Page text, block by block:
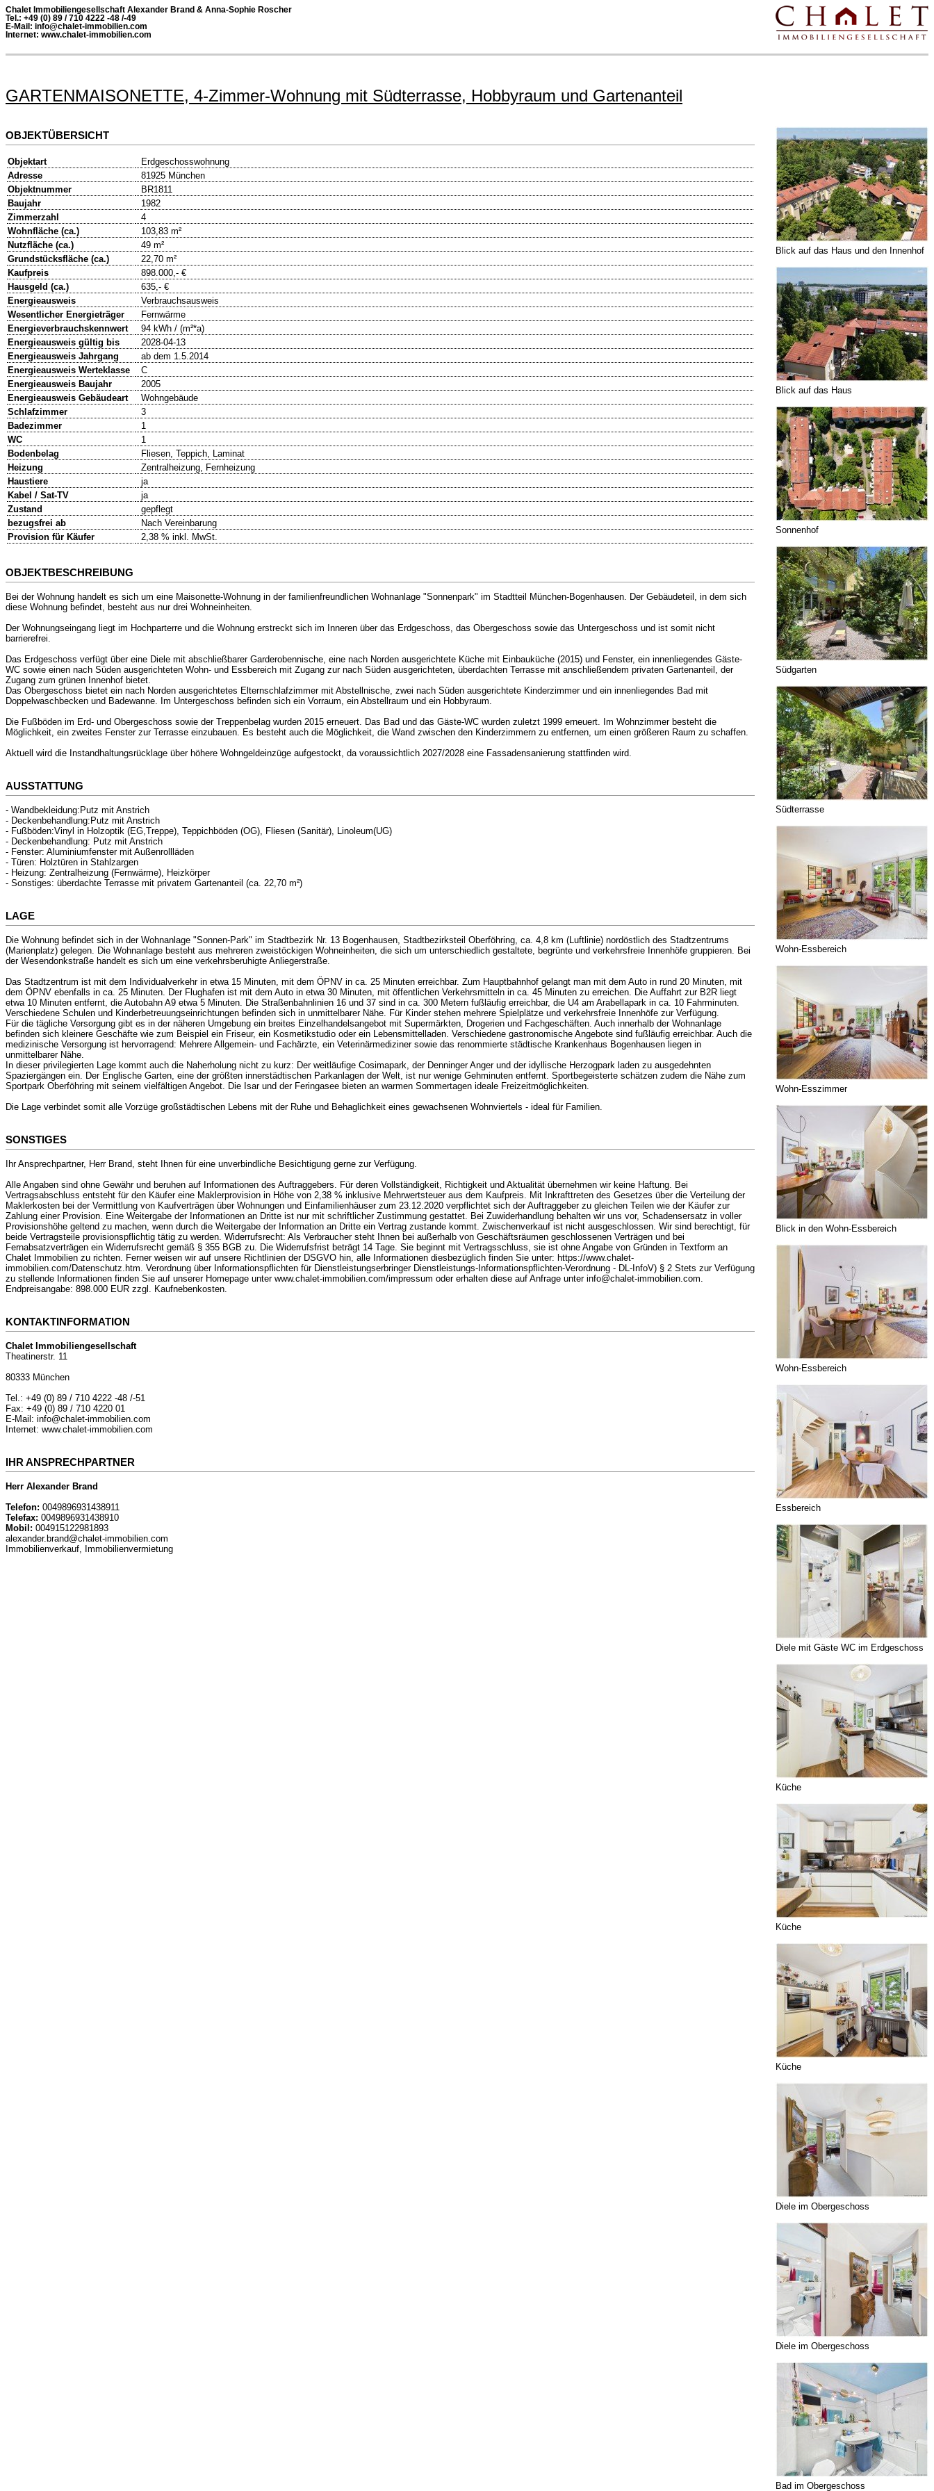
Chalet Immobiliengesellschaft Alexander Brand & Anna-Sophie Roscher
Tel.: +49 (0) 89 / 710 4222 -48 /-49
E-Mail: info@chalet-immobilien.com
Internet: www.chalet-immobilien.com
GARTENMAISONETTE, 4-Zimmer-Wohnung mit Südterrasse, Hobbyraum und Gartenanteil
OBJEKTÜBERSICHT
Objektart
Erdgeschosswohnung
Adresse
81925 München
Objektnummer
BR1811
Baujahr
1982
Zimmerzahl
4
Wohnfläche (ca.)
103,83 m²
Nutzfläche (ca.)
49 m²
Grundstücksfläche (ca.)
22,70 m²
Kaufpreis
898.000,- €
Hausgeld (ca.)
635,- €
Energieausweis
Verbrauchsausweis
Wesentlicher Energieträger
Fernwärme
Energieverbrauchskennwert
94 kWh / (m²*a)
Energieausweis gültig bis
2028-04-13
Energieausweis Jahrgang
ab dem 1.5.2014
Energieausweis Werteklasse
C
Energieausweis Baujahr
2005
Energieausweis Gebäudeart
Wohngebäude
Schlafzimmer
3
Badezimmer
1
WC
1
Bodenbelag
Fliesen, Teppich, Laminat
Heizung
Zentralheizung, Fernheizung
Haustiere
ja
Kabel / Sat-TV
ja
Zustand
gepflegt
bezugsfrei ab
Nach Vereinbarung
Provision für Käufer
2,38 % inkl. MwSt.
OBJEKTBESCHREIBUNG
Bei der Wohnung handelt es sich um eine Maisonette-Wohnung in der familienfreundlichen Wohnanlage "Sonnenpark" im Stadtteil München-Bogenhausen. Der Gebäudeteil, in dem sich
diese Wohnung befindet, besteht aus nur drei Wohneinheiten.
Der Wohnungseingang liegt im Hochparterre und die Wohnung erstreckt sich im Inneren über das Erdgeschoss, das Obergeschoss sowie das Untergeschoss und ist somit nicht
barrierefrei.
Das Erdgeschoss verfügt über eine Diele mit abschließbarer Garderobennische, eine nach Norden ausgerichtete Küche mit Einbauküche (2015) und Fenster, ein innenliegendes Gäste-
WC sowie einen nach Süden ausgerichteten Wohn- und Essbereich mit Zugang zur nach Süden ausgerichteten, überdachten Terrasse mit anschließendem privaten Gartenanteil, der
Zugang zum grünen Innenhof bietet.
Das Obergeschoss bietet ein nach Norden ausgerichtetes Elternschlafzimmer mit Abstellnische, zwei nach Süden ausgerichtete Kinderzimmer und ein innenliegendes Bad mit
Doppelwaschbecken und Badewanne. Im Untergeschoss befinden sich ein Vorraum, ein Abstellraum und ein Hobbyraum.
Die Fußböden im Erd- und Obergeschoss sowie der Treppenbelag wurden 2015 erneuert. Das Bad und das Gäste-WC wurden zuletzt 1999 erneuert. Im Wohnzimmer besteht die
Möglichkeit, ein zweites Fenster zur Terrasse einzubauen. Es besteht auch die Möglichkeit, die Wand zwischen den Kinderzimmern zu entfernen, um einen größeren Raum zu schaffen.
Aktuell wird die Instandhaltungsrücklage über höhere Wohngeldeinzüge aufgestockt, da voraussichtlich 2027/2028 eine Fassadensanierung stattfinden wird.
AUSSTATTUNG
- Wandbekleidung:Putz mit Anstrich
- Deckenbehandlung:Putz mit Anstrich
- Fußböden:Vinyl in Holzoptik (EG,Treppe), Teppichböden (OG), Fliesen (Sanitär), Linoleum(UG)
- Deckenbehandlung: Putz mit Anstrich
- Fenster: Aluminiumfenster mit Außenrollläden
- Türen: Holztüren in Stahlzargen
- Heizung: Zentralheizung (Fernwärme), Heizkörper
- Sonstiges: überdachte Terrasse mit privatem Gartenanteil (ca. 22,70 m²)
LAGE
Die Wohnung befindet sich in der Wohnanlage "Sonnen-Park" im Stadtbezirk Nr. 13 Bogenhausen, Stadtbezirksteil Oberföhring, ca. 4,8 km (Luftlinie) nordöstlich des Stadtzentrums
(Marienplatz) gelegen. Die Wohnanlage besteht aus mehreren zweistöckigen Wohneinheiten, die sich um unterschiedlich gestaltete, begrünte und verkehrsfreie Innenhöfe gruppieren. Bei
der Wesendonkstraße handelt es sich um eine verkehrsberuhigte Anliegerstraße.
Das Stadtzentrum ist mit dem Individualverkehr in etwa 15 Minuten, mit dem ÖPNV in ca. 25 Minuten erreichbar. Zum Hauptbahnhof gelangt man mit dem Auto in rund 20 Minuten, mit
dem ÖPNV ebenfalls in ca. 25 Minuten. Der Flughafen ist mit dem Auto in etwa 30 Minuten, mit öffentlichen Verkehrsmitteln in ca. 45 Minuten zu erreichen. Die Auffahrt zur B2R liegt
etwa 10 Minuten entfernt, die Autobahn A9 etwa 5 Minuten. Die Straßenbahnlinien 16 und 37 sind in ca. 300 Metern fußläufig erreichbar, die U4 am Arabellapark in ca. 10 Fahrminuten.
Verschiedene Schulen und Kinderbetreuungseinrichtungen befinden sich in unmittelbarer Nähe. Für Kinder stehen mehrere Spielplätze und verkehrsfreie Innenhöfe zur Verfügung.
Für die tägliche Versorgung gibt es in der näheren Umgebung ein breites Einzelhandelsangebot mit Supermärkten, Drogerien und Fachgeschäften. Auch innerhalb der Wohnanlage
befinden sich kleinere Geschäfte wie zum Beispiel ein Friseur, ein Kosmetikstudio oder ein Lebensmittelladen. Verschiedene gastronomische Angebote sind fußläufig erreichbar. Auch die
medizinische Versorgung ist hervorragend: Mehrere Allgemein- und Fachärzte, ein Veterinärmediziner sowie das renommierte städtische Krankenhaus Bogenhausen liegen in
unmittelbarer Nähe.
In dieser privilegierten Lage kommt auch die Naherholung nicht zu kurz: Der weitläufige Cosimapark, der Denninger Anger und der idyllische Herzogpark laden zu ausgedehnten
Spaziergängen ein. Der Englische Garten, eine der größten innerstädtischen Parkanlagen der Welt, ist nur wenige Gehminuten entfernt. Sportbegeisterte schätzen zudem die Nähe zum
Sportpark Oberföhring mit seinem vielfältigen Angebot. Die Isar und der Feringasee bieten an warmen Sommertagen ideale Freizeitmöglichkeiten.
Die Lage verbindet somit alle Vorzüge großstädtischen Lebens mit der Ruhe und Behaglichkeit eines gewachsenen Wohnviertels - ideal für Familien.
SONSTIGES
Ihr Ansprechpartner, Herr Brand, steht Ihnen für eine unverbindliche Besichtigung gerne zur Verfügung.
Alle Angaben sind ohne Gewähr und beruhen auf Informationen des Auftraggebers. Für deren Vollständigkeit, Richtigkeit und Aktualität übernehmen wir keine Haftung. Bei
Vertragsabschluss entsteht für den Käufer eine Maklerprovision in Höhe von 2,38 % inklusive Mehrwertsteuer aus dem Kaufpreis. Mit Inkrafttreten des Gesetzes über die Verteilung der
Maklerkosten bei der Vermittlung von Kaufverträgen über Wohnungen und Einfamilienhäuser zum 23.12.2020 verpflichtet sich der Auftraggeber zu gleichen Teilen wie der Käufer zur
Zahlung einer Provision. Eine Weitergabe der Informationen an Dritte ist nur mit schriftlicher Zustimmung gestattet. Bei Zuwiderhandlung behalten wir uns vor, Schadensersatz in voller
Provisionshöhe geltend zu machen, wenn durch die Weitergabe der Information an Dritte ein Vertrag zustande kommt. Zwischenverkauf ist nicht ausgeschlossen. Wir sind berechtigt, für
beide Vertragsteile provisionspflichtig tätig zu werden. Widerrufsrecht: Als Verbraucher steht Ihnen bei außerhalb von Geschäftsräumen geschlossenen Verträgen und bei
Fernabsatzverträgen ein Widerrufsrecht gemäß § 355 BGB zu. Die Widerrufsfrist beträgt 14 Tage. Sie beginnt mit Vertragsschluss, sie ist ohne Angabe von Gründen in Textform an
Chalet Immobilien zu richten. Ferner weisen wir auf unsere Richtlinien der DSGVO hin, alle Informationen diesbezüglich finden Sie unter: https://www.chalet-
immobilien.com/Datenschutz.htm. Verordnung über Informationspflichten für Dienstleistungserbringer Dienstleistungs-Informationspflichten-Verordnung - DL-InfoV) § 2 Stets zur Verfügung
zu stellende Informationen finden Sie auf unserer Homepage unter www.chalet-immobilien.com/impressum oder erhalten diese auf Anfrage unter info@chalet-immobilien.com.
Endpreisangabe: 898.000 EUR zzgl. Kaufnebenkosten.
KONTAKTINFORMATION
Chalet Immobiliengesellschaft
Theatinerstr. 11
80333 München
Tel.: +49 (0) 89 / 710 4222 -48 /-51
Fax: +49 (0) 89 / 710 4220 01
E-Mail: info@chalet-immobilien.com
Internet: www.chalet-immobilien.com
IHR ANSPRECHPARTNER
Herr Alexander Brand
Telefon: 0049896931438911
Telefax: 0049896931438910
Mobil: 004915122981893
alexander.brand@chalet-immobilien.com
Immobilienverkauf, Immobilienvermietung
Blick auf das Haus und den Innenhof
Blick auf das Haus
Sonnenhof
Südgarten
Südterrasse
Wohn-Essbereich
Wohn-Esszimmer
Blick in den Wohn-Essbereich
Wohn-Essbereich
Essbereich
Diele mit Gäste WC im Erdgeschoss
Küche
Küche
Küche
Diele im Obergeschoss
Diele im Obergeschoss
Bad im Obergeschoss